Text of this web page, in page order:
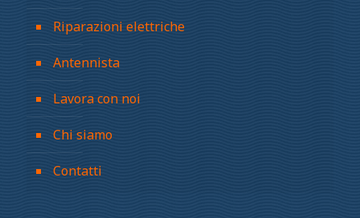
Riparazioni elettriche
Antennista
Lavora con noi
Chi siamo
Contatti